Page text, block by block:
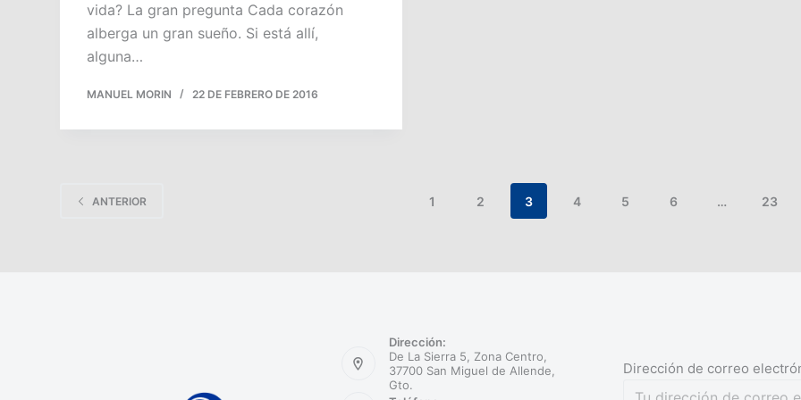
vida? La gran pregunta Cada corazón
alberga un gran sueño. Si está allí,
alguna…
MANUEL MORIN 22 DE FEBRERO DE 2016
ANTERIOR 1 2 3 4 5 6 … 23
Dirección:
De La Sierra 5, Zona Centro,
37700 San Miguel de Allende,
Gto.
Dirección de correo